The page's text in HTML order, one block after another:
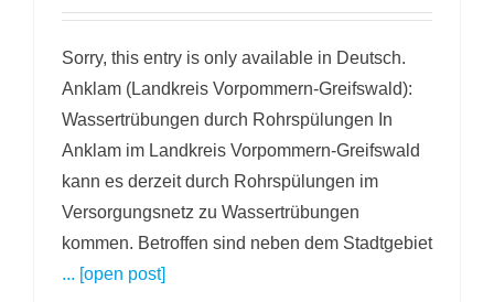
Sorry, this entry is only available in Deutsch.
Anklam (Landkreis Vorpommern-Greifswald):
Wassertrübungen durch Rohrspülungen In
Anklam im Landkreis Vorpommern-Greifswald
kann es derzeit durch Rohrspülungen im
Versorgungsnetz zu Wassertrübungen
kommen. Betroffen sind neben dem Stadtgebiet
... [open post]